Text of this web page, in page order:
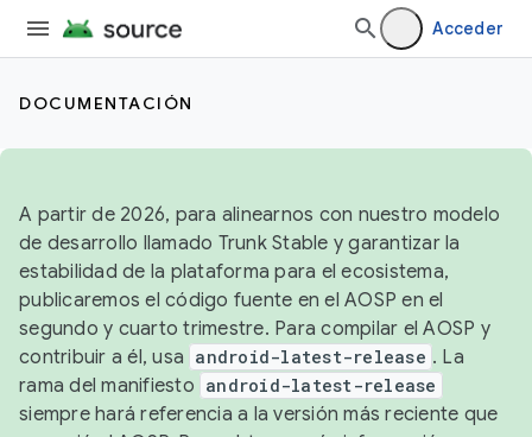
Acceder
DOCUMENTACIÓN
A partir de 2026, para alinearnos con nuestro modelo
de desarrollo llamado Trunk Stable y garantizar la
estabilidad de la plataforma para el ecosistema,
publicaremos el código fuente en el AOSP en el
segundo y cuarto trimestre. Para compilar el AOSP y
contribuir a él, usa android-latest-release . La
rama del manifiesto android-latest-release
siempre hará referencia a la versión más reciente que